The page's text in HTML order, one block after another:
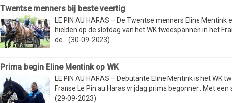
Twentse menners bij beste veertig
LE PIN AU HARAS – De Twentse menners Eline Mentink
hielden op de slotdag van het WK tweespannen in het
de... (30-09-2023)
Prima begin Eline Mentink op WK
LE PIN AU HARAS – Debutante Eline Mentink is het WK
Franse Le Pin au Haras vrijdag prima begonnen. Met een
(29-09-2023)